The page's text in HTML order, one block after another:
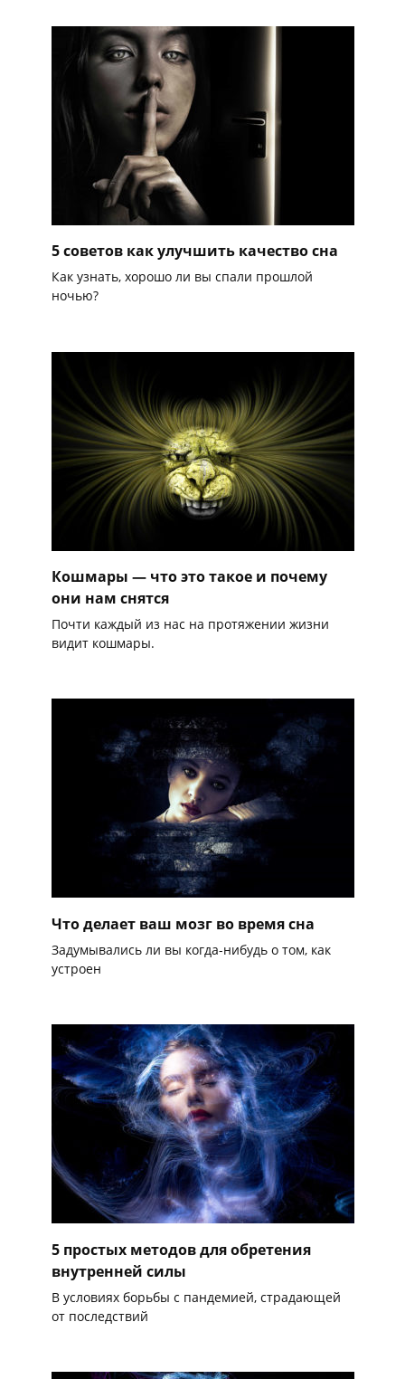
5 советов как улучшить качество сна
Как узнать, хорошо ли вы спали прошлой
ночью?
Кошмары — что это такое и почему
они нам снятся
Почти каждый из нас на протяжении жизни
видит кошмары.
Что делает ваш мозг во время сна
Задумывались ли вы когда-нибудь о том, как
устроен
5 простых методов для обретения
внутренней силы
В условиях борьбы с пандемией, страдающей
от последствий